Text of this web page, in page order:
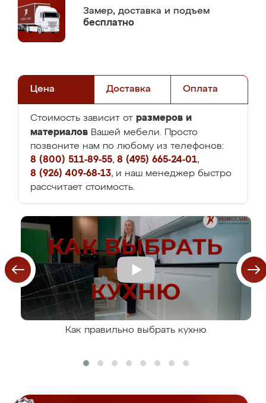
Замер, доставка и подъем
бесплатно
Цена Доставка Оплата
Стоимость зависит от размеров и
материалов Вашей мебели. Просто
позвоните нам по любому из телефонов:
8 (800) 511-89-55, 8 (495) 665-24-01,
8 (926) 409-68-13, и наш менеджер быстро
рассчитает стоимость.
Как правильно выбрать кухню